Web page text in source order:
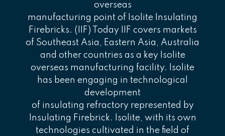
overseas
manufacturing point of Isolite Insulating
Firebricks. (IIF) Today IIF covers markets
of Southeast Asia, Eastern Asia, Australia
and other countries as a key Isolite
overseas manufacturing facility. Isolite
has been engaging in technological
development
of insulating refractory represented by
Insulating Firebrick. Isolite, with its own
technologies cultivated in the field of